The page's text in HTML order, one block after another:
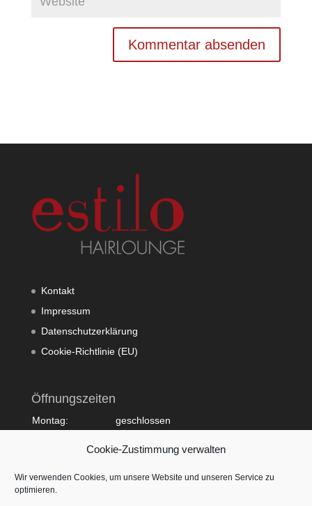
Cookie-Zustimmung verwalten
Wir verwenden Cookies, um unsere Website und unseren Service zu
optimieren.
Kontakt
Impressum
Datenschutzerklärung
Cookie-Richtlinie (EU)
Öffnungszeiten
Montag:
geschlossen
09:00 - 18:00
Freitag: